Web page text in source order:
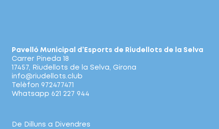
Pavelló Municipal d’Esports de Riudellots de la Selva
Carrer Pineda 18
17457, Riudellots de la Selva, Girona
info@riudellots.club
Telèfon 972477471
Whatsapp 621 227 944
De Dilluns a Divendres